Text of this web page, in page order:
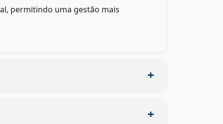
permitindo uma gestão mais